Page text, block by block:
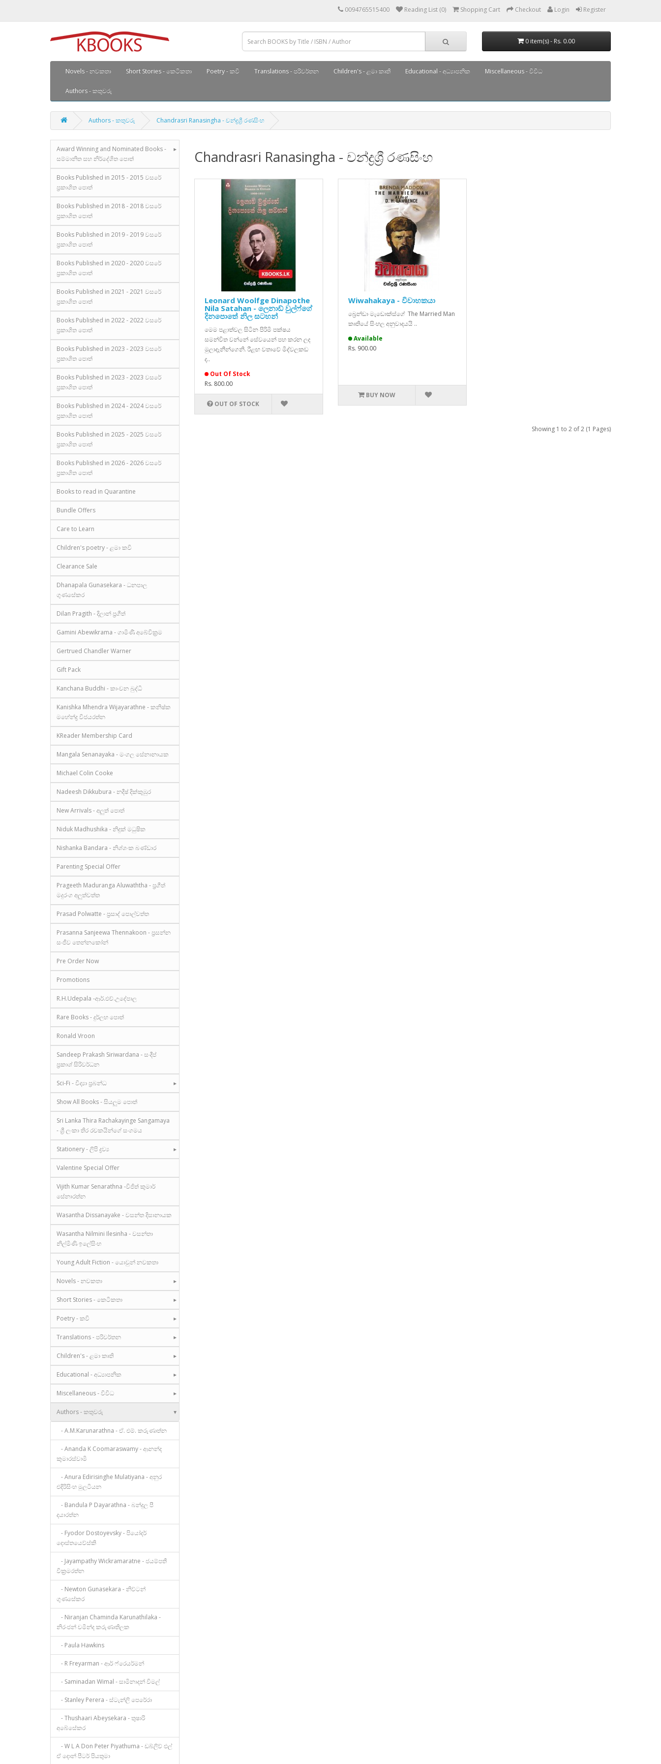
0094765515400 Reading List (0) Shopping Cart Checkout Login Register
0 item(s) - Rs. 0.00
Novels - නවකතා Short Stories - කෙටිකතා Poetry - කවි Translations - පරිවර්තන Children's - ළමා කෘති Educational - අධ්‍යාපනික Miscellaneous - විවිධ
Authors - කතුවරු
Authors - කතුවරු Chandrasri Ranasingha - චන්ද්‍රශ්‍රී රණසිංහ
Award Winning and Nominated Books -
සම්මානිත සහ නිර්දේශිත පොත්
Books Published in 2015 - 2015 වසරේ
ප්‍රකාශිත පොත්
Books Published in 2018 - 2018 වසරේ
ප්‍රකාශිත පොත්
Books Published in 2019 - 2019 වසරේ
ප්‍රකාශිත පොත්
Books Published in 2020 - 2020 වසරේ
ප්‍රකාශිත පොත්
Books Published in 2021 - 2021 වසරේ
ප්‍රකාශිත පොත්
Books Published in 2022 - 2022 වසරේ
ප්‍රකාශිත පොත්
Books Published in 2023 - 2023 වසරේ
ප්‍රකාශිත පොත්
Books Published in 2023 - 2023 වසරේ
ප්‍රකාශිත පොත්
Books Published in 2024 - 2024 වසරේ
ප්‍රකාශිත පොත්
Books Published in 2025 - 2025 වසරේ
ප්‍රකාශිත පොත්
Books Published in 2026 - 2026 වසරේ
ප්‍රකාශිත පොත්
Books to read in Quarantine
Bundle Offers
Care to Learn
Children's poetry - ළමා කවි
Clearance Sale
Dhanapala Gunasekara - ධනපාල
ගුණසේකර
Dilan Pragith - දිලාන් ප්‍රගීත්
Gamini Abewikrama - ගාමිණී අබේවික්‍රම
Gertrued Chandler Warner
Gift Pack
Kanchana Buddhi - කාංචන බුද්ධි
Kanishka Mhendra Wijayarathne - කනිෂ්ක
මහේන්ද්‍ර විජයරත්න
KReader Membership Card
Mangala Senanayaka - මංගල සේනානායක
Michael Colin Cooke
Nadeesh Dikkubura - නදීෂ් දික්කුඹුර
New Arrivals - අලුත් පොත්
Niduk Madhushika - නිදුක් මධුෂික
Nishanka Bandara - නිශ්ශංක බණ්ඩාර
Parenting Special Offer
Prageeth Maduranga Aluwaththa - ප්‍රගීත්
මදුරංග අලුත්වත්ත
Prasad Polwatte - ප්‍රසාද් පොල්වත්ත
Prasanna Sanjeewa Thennakoon - ප්‍රසන්න
සංජීව තෙන්නකෝන්
Pre Order Now
Promotions
R.H.Udepala -ආර්.එච්.උදේපාල
Rare Books - දුර්ලභ පොත්
Ronald Vroon
Sandeep Prakash Siriwardana - සංදීප්
ප්‍රකාශ් සිරිවර්ධන
Sci-Fi - විද්‍යා ප්‍රබන්ධ
Show All Books - සියලුම පොත්
Sri Lanka Thira Rachakayinge Sangamaya
- ශ්‍රී ලංකා තිර රචකයින්ගේ සංගමය
Stationery - ලිපි ද්‍රව්‍ය
Valentine Special Offer
Vijith Kumar Senarathna -විජිත් කුමාර්
සේනාරත්න
Wasantha Dissanayake - වසන්ත දිසානායක
Wasantha Nilmini Ilesinha - වසන්තා
නිල්මිණි ඉලේසිංහ
Young Adult Fiction - යොවුන් නවකතා
Novels - නවකතා
Short Stories - කෙටිකතා
Poetry - කවි
Translations - පරිවර්තන
Children's - ළමා කෘති
Educational - අධ්‍යාපනික
Miscellaneous - විවිධ
Authors - කතුවරු
- A.M.Karunarathna - ඒ. එම්. කරුණාත්න
- Ananda K Coomaraswamy - ආනන්ද
කුමාරස්වාමි
- Anura Edirisinghe Mulatiyana - අනුර
එදිරිසිංහ මුලටියන
- Bandula P Dayarathna - බන්දුල පී
දයාරත්න
- Fyodor Dostoyevsky - පියෝදර්
දොස්තයෙව්ස්කි
- Jayampathy Wickramaratne - ජයම්පතී
වික්‍රමරත්න
- Newton Gunasekara - නිව්ටන්
ගුණසේකර
- Niranjan Chaminda Karunathilaka -
නිරංජන් චමින්ද කරුණාතිලක
- Paula Hawkins
- R Freyarman - ආර් ෆ්රෙයර්මන්
- Saminadan Wimal - සාමිනාදන් විමල්
- Stanley Perera - ස්ටැන්ලි පෙරේරා
- Thushaari Abeysekara - තුෂාරි
අබේසේකර
- W L A Don Peter Piyathuma - ඩබ්ලිව් එල්
ඒ දොන් පීටර් පියතුමා
Chandrasri Ranasingha - චන්ද්‍රශ්‍රී රණසිංහ
Leonard Woolfge Dinapothe
Nila Satahan - ලෙනාඩ් වුල්ෆ්ගේ
දිනපොතේ නිල සටහන්
මෙම පළාත්වල සිටින පිරිමි පක්ෂය
සමන්විත වන්නේ සේවයෙන් පහ කරන ලද
මුලාදෑනීන්ගෙනි. රීළඟ වතාවේ මිද්වලකඩ
ද..
Out Of Stock
Rs. 800.00
OUT OF STOCK
Wiwahakaya - විවාහකයා
බ්‍රෙන්ඩා මැඩොක්ස්ගේ The Married Man
කෘතියේ සිංහල අනුවාදයයි ..
Available
Rs. 900.00
BUY NOW
Showing 1 to 2 of 2 (1 Pages)